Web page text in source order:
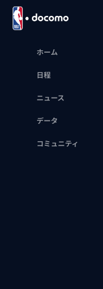
ホーム
日程
ニュース
データ
コミュニティ